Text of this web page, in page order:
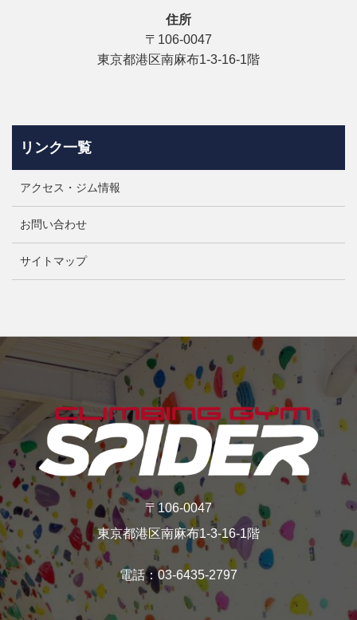
住所
〒106-0047
東京都港区南麻布1-3-16‐1階
リンク一覧
アクセス・ジム情報
お問い合わせ
サイトマップ
〒106-0047
東京都港区南麻布1-3-16‐1階
電話：03-6435-2797